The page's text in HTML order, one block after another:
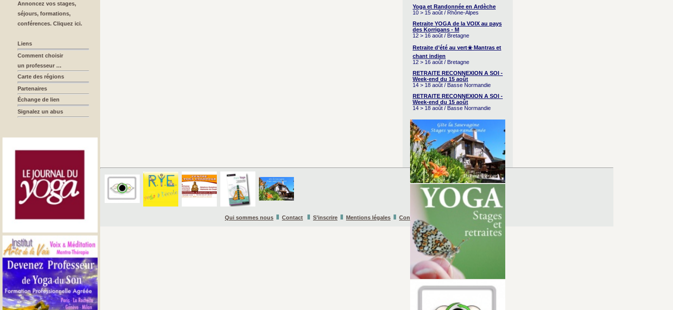
Annoncez vos stages,
séjours, formations,
conférences. Cliquez ici.
Liens
Comment choisir
un professeur …
Carte des régions
Partenaires
Échange de lien
Signalez un abus
Yoga et Randonnée en Ardèche
10 > 15 août / Rhône-Alpes
Retraite YOGA de la VOIX au pays
des Korrigans - M
12 > 16 août / Bretagne
Retraite d’été au vert☀️ Mantras et
chant indien
12 > 16 août / Bretagne
RETRAITE RECONNEXION A SOI -
Week-end du 15 août
14 > 18 août / Basse Normandie
RETRAITE RECONNEXION A SOI -
Week-end du 15 août
14 > 18 août / Basse Normandie
Qui sommes nous Contact S’inscrire Mentions légales Conditions Générales d’Utilisation